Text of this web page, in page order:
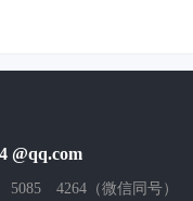
@qq.com
4264（微信同号）